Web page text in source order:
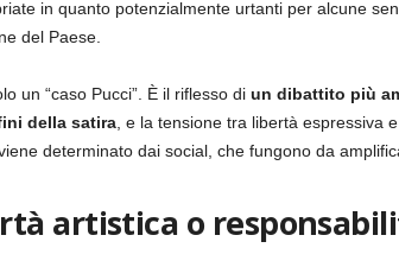
in quanto potenzialmente urtanti per alcune
del Paese.
un “caso Pucci”. È il riflesso di un dibattito più
della satira, e la tensione tra libertà espressiva
determinato dai social, che fungono da
artistica o